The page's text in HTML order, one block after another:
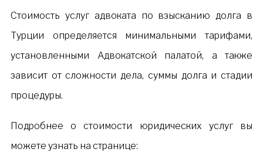
Стоимость услуг адвоката по взысканию долга в
Турции определяется минимальными тарифами,
установленными Адвокатской палатой, а также
зависит от сложности дела, суммы долга и стадии
процедуры.
Подробнее о стоимости юридических услуг вы
можете узнать на странице: